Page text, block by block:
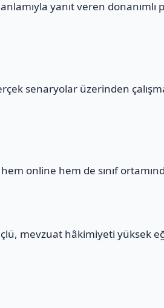
yanıt veren
senaryolar üzerinden
online hem de sınıf
mevzuat hâkimiyeti yüksek